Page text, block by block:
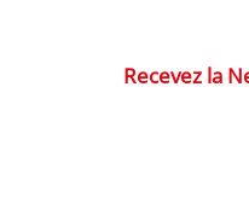
Recevez la